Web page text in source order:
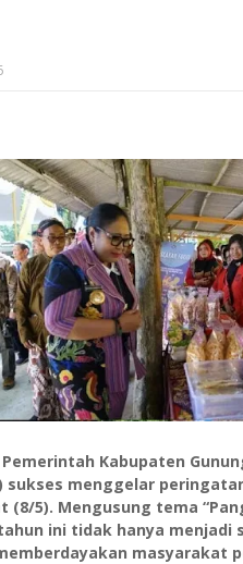
Pemerintah Kabupaten
sukses menggelar
(8/5). Mengusung tema
ini tidak hanya
masyarakat